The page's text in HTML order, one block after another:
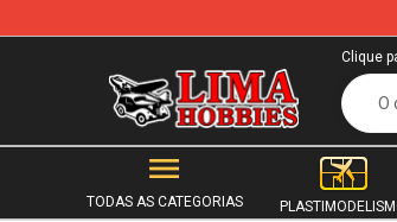
b Clique
TODAS AS CATEGORIAS